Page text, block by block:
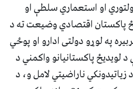
او استعماري سلطې او
پاکستان اقتصادي وضیعت ته د
په لوړو دولتی ادارو او پوځي
لویديځ پاکستانیانو واکمني د
زیاتیدونکي ناراضیتي لامل و، د